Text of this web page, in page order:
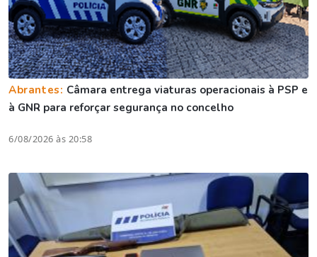
Abrantes: Câmara entrega viaturas operacionais à PSP e
à GNR para reforçar segurança no concelho
6/08/2026 às 20:58